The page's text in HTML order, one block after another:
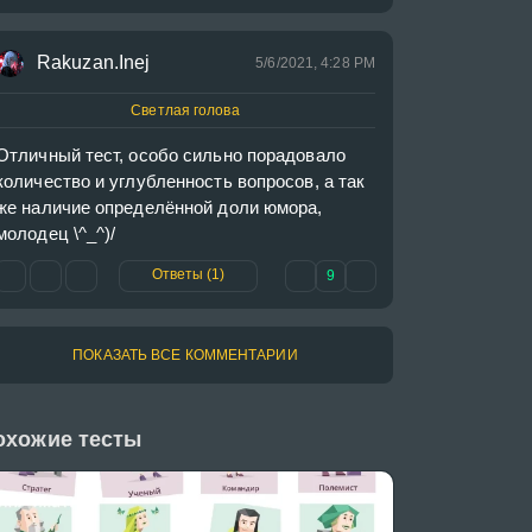
Rakuzan.Inej 5/6/2021, 4:28 PM
Светлая голова
тест, особо сильно порадовало
и углубленность вопросов, а так
наличие определённой доли юмора,
\^_^)/
Ответы (1) 9
ПОКАЗАТЬ ВСЕ КОММЕНТАРИИ
тесты